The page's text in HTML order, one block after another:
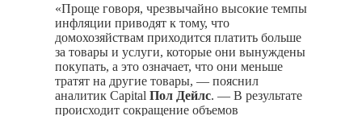
«Проще говоря, чрезвычайно высокие темпы
инфляции приводят к тому, что
домохозяйствам приходится платить больше
за товары и услуги, которые они вынуждены
покупать, а это означает, что они меньше
тратят на другие товары, — пояснил
аналитик Capital Пол Дейлс. — В результате
происходит сокращение объемов